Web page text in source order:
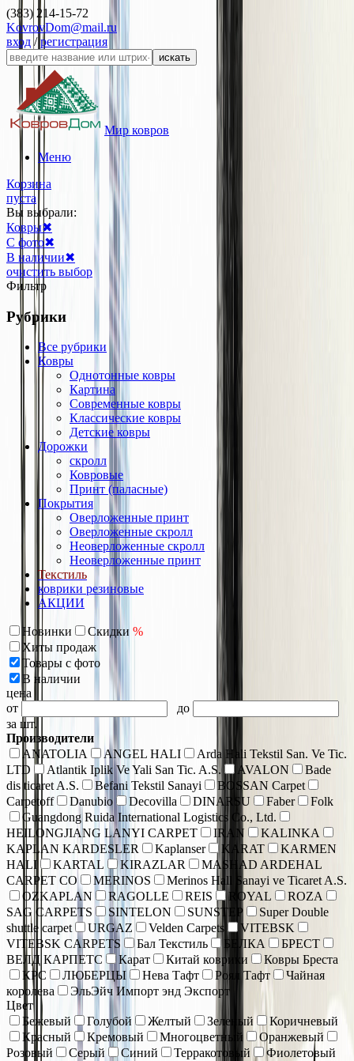
(383) 214-15-72
KovrovDom@mail.ru
вход /регистрация
искать
Мир ковров
Меню
Корзина
пуста
Вы выбрали:
Ковры✖
С фото✖
В наличии✖
очистить выбор
Фильтр
Рубрики
Все рубрики
Ковры
Однотонные ковры
Картина
Современные ковры
Классические ковры
Детские ковры
Дорожки
скролл
Ковровые
Принт (паласные)
Покрытия
Оверложенные принт
Оверложенные скролл
Неоверложенные скролл
Неоверложенные принт
Текстиль
коврики резиновые
АКЦИИ
Новинки Скидки %
Хиты продаж
Товары с фото
В наличии
цена
от
до
за шт.
Производители
ANATOLIA
ANGEL HALI
Arda Hali Tekstil San. Ve Tic.
LTD
Atlantik Iplik Ve Yali San Tic. A.S. AVALON
Bade
dis ticaret A.S.
Befani Tekstil Sanayi
BOSSAN Carpet
Carpetoff
Danubio Decovilla DINARSU Faber
Folk
Guangdong Ruida International Logistics Co., Ltd.
HEILONGJIANG LANYI CARPET
IRAN
KALINKA
KAPLAN KARDESLER
Kaplanser KARAT
KARMEN
HALI
KARTAL KIRAZLAR
MASHAD ARDEHAL
CARPET CO
MERINOS
Merinos Hall Sanayi ve Ticaret A.S.
OZKAPLAN
RAGOLLE REIS ROYAL
ROZA
SAG CARPETS
SINTELON SUNSTEP
Super Double
shuttle carpet
URGAZ Velden Carpets
VITEBSK
VITEBSK CARPETS
Бал Текстиль БЕЛКА
БРЕСТ
ВЕЛД КАРПЕТС
Карат Китай коврики
Ковры Бреста
КРС
ЛЮБЕРЦЫ Нева Тафт Роял Тафт
Чайная
королева
ЭльЭйч Импорт энд Экспорт
Цвет
Бежевый
Голубой Желтый Зеленый
Коричневый
Красный
Кремовый Многоцветный
Оранжевый
Розовый
Серый Синий Терракотовый
Фиолетовый